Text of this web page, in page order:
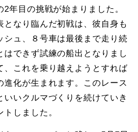
2年目の挑戦が始まりました。
となり臨んだ初戦は、彼自身も
シュ、８号車は最後まで走り続
はできず試練の船出となりまし
、これを乗り越えようとすれば
進化が生まれます。このレース
いいクルマづくりを続けていき
しました。